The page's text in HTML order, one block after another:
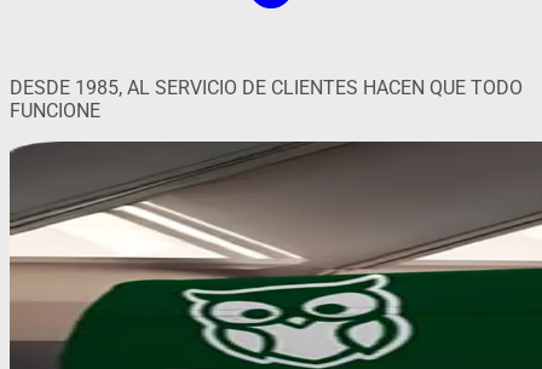
DESDE 1985, AL SERVICIO DE CLIENTES HACEN QUE TODO
FUNCIONE